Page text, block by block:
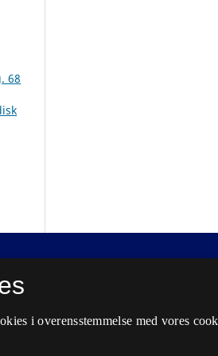
68
i overensstemmelse med vores